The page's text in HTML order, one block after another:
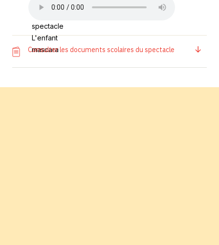
Consulter les documents scolaires du spectacle